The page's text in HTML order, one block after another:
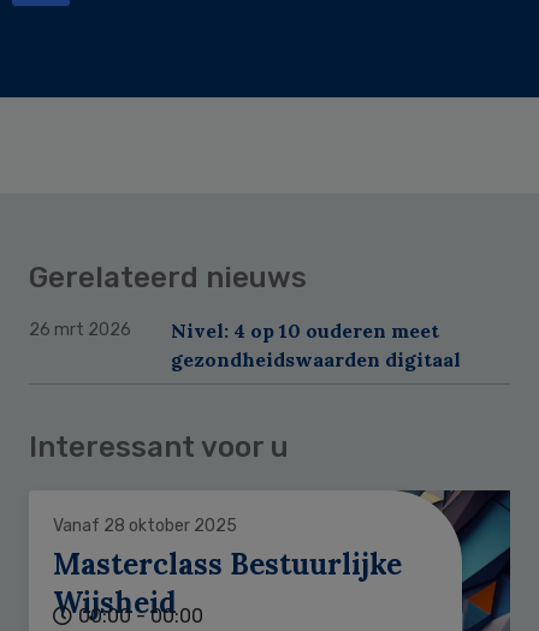
Gerelateerd nieuws
26 mrt 2026
Nivel: 4 op 10 ouderen meet
gezondheidswaarden digitaal
Interessant voor u
Vanaf 28 oktober 2025
Masterclass Bestuurlijke
Wijsheid
00:00 - 00:00